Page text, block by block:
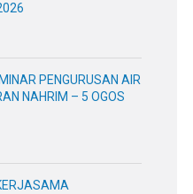
PENGURUSAN AIR
NAHRIM – 5 OGOS